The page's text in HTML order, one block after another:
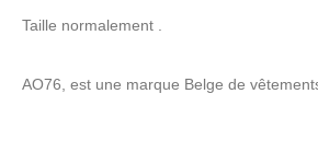
Taille normalement .
AO76, est une marque Belge de